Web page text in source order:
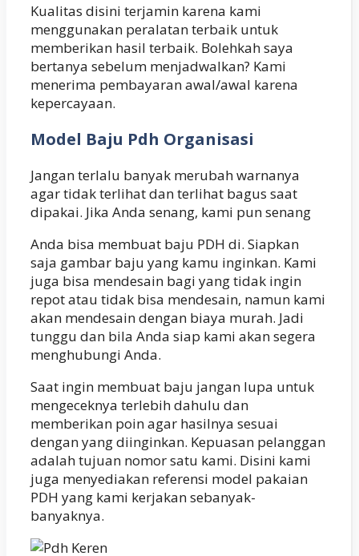
Kualitas disini terjamin karena kami
menggunakan peralatan terbaik untuk
memberikan hasil terbaik. Bolehkah saya
bertanya sebelum menjadwalkan? Kami
menerima pembayaran awal/awal karena
kepercayaan.
Model Baju Pdh Organisasi
Jangan terlalu banyak merubah warnanya
agar tidak terlihat dan terlihat bagus saat
dipakai. Jika Anda senang, kami pun senang
Anda bisa membuat baju PDH di. Siapkan
saja gambar baju yang kamu inginkan. Kami
juga bisa mendesain bagi yang tidak ingin
repot atau tidak bisa mendesain, namun kami
akan mendesain dengan biaya murah. Jadi
tunggu dan bila Anda siap kami akan segera
menghubungi Anda.
Saat ingin membuat baju jangan lupa untuk
mengeceknya terlebih dahulu dan
memberikan poin agar hasilnya sesuai
dengan yang diinginkan. Kepuasan pelanggan
adalah tujuan nomor satu kami. Disini kami
juga menyediakan referensi model pakaian
PDH yang kami kerjakan sebanyak-
banyaknya.